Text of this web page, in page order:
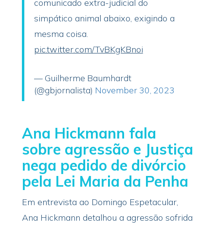
comunicado extra-judicial do
simpático animal abaixo, exigindo a
mesma coisa.
pic.twitter.com/TvBKgKBnoi
— Guilherme Baumhardt
(@gbjornalista) November 30, 2023
Ana Hickmann fala
sobre agressão e Justiça
nega pedido de divórcio
pela Lei Maria da Penha
Em entrevista ao Domingo Espetacular,
Ana Hickmann detalhou a agressão sofrida